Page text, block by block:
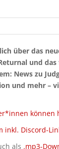
über das
und das
News zu
und mehr –
können
inkl. Discord-
als .mp3-